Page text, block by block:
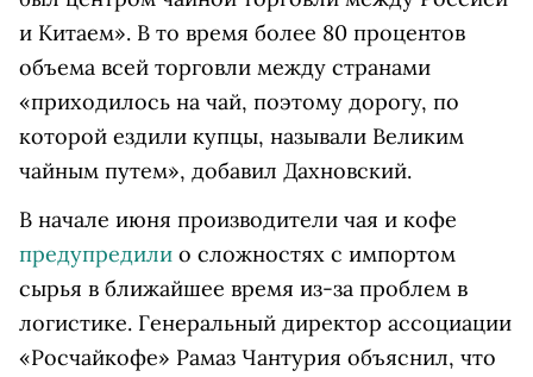
и Китаем». В то время более 80 процентов
объема всей торговли между странами
«приходилось на чай, поэтому дорогу, по
которой ездили купцы, называли Великим
чайным путем», добавил Дахновский.
В начале июня производители чая и кофе
предупредили о сложностях с импортом
сырья в ближайшее время из-за проблем в
логистике. Генеральный директор ассоциации
«Росчайкофе» Рамаз Чантурия объяснил, что